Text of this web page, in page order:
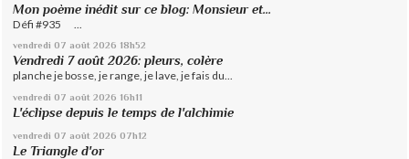
Mon poème inédit sur ce blog: Monsieur et...
Défi #935 ...
vendredi 07 août 2026 18h52
Vendredi 7 août 2026: pleurs, colère
planche je bosse, je range, je lave, je fais du...
vendredi 07 août 2026 16h11
L'éclipse depuis le temps de l'alchimie
vendredi 07 août 2026 07h12
Le Triangle d'or